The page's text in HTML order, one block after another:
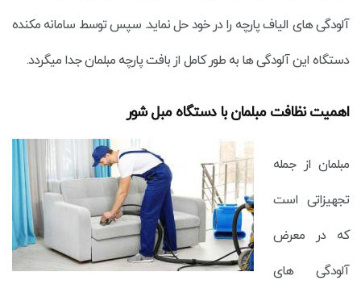
آلودگی های الیاف پارچه را در خود حل نماید. سپس توسط سامانه مکنده
دستگاه این آلودگی ها به طور کامل از بافت پارچه مبلمان جدا میگردد.
اهمیت نظافت مبلمان با دستگاه مبل شور
مبلمان از جمله
تجهیزاتی است
که در معرض
آلودگی های